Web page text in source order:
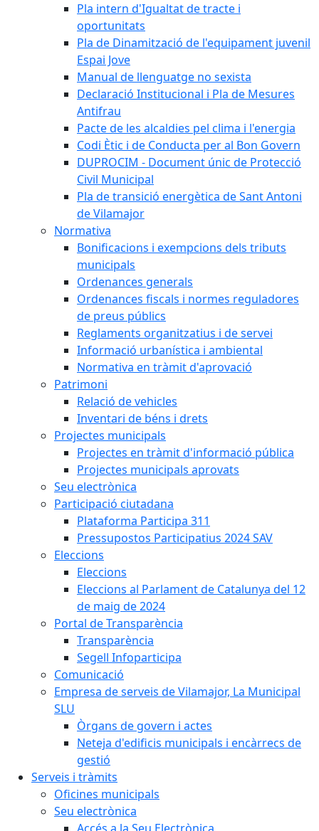
Pla intern d'Igualtat de tracte i
oportunitats
Pla de Dinamització de l'equipament juvenil
Espai Jove
Manual de llenguatge no sexista
Declaració Institucional i Pla de Mesures
Antifrau
Pacte de les alcaldies pel clima i l'energia
Codi Ètic i de Conducta per al Bon Govern
DUPROCIM - Document únic de Protecció
Civil Municipal
Pla de transició energètica de Sant Antoni
de Vilamajor
Normativa
Bonificacions i exempcions dels tributs
municipals
Ordenances generals
Ordenances fiscals i normes reguladores
de preus públics
Reglaments organitzatius i de servei
Informació urbanística i ambiental
Normativa en tràmit d'aprovació
Patrimoni
Relació de vehicles
Inventari de béns i drets
Projectes municipals
Projectes en tràmit d'informació pública
Projectes municipals aprovats
Seu electrònica
Participació ciutadana
Plataforma Participa 311
Pressupostos Participatius 2024 SAV
Eleccions
Eleccions
Eleccions al Parlament de Catalunya del 12
de maig de 2024
Portal de Transparència
Transparència
Segell Infoparticipa
Comunicació
Empresa de serveis de Vilamajor, La Municipal
SLU
Òrgans de govern i actes
Neteja d'edificis municipals i encàrrecs de
gestió
Serveis i tràmits
Oficines municipals
Seu electrònica